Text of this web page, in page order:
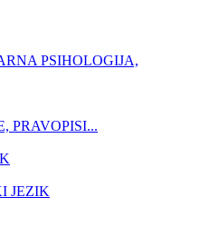
PSIHOLOGIJA,
PRAVOPISI...
JEZIK